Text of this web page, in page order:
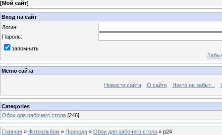
[Мой сайт]
Вход на сайт
Логин:
Пароль:
запомнить
Меню сайта
Новости сайта О сайте Никто не забыт...
Categories
Обои для рабочего стола [246]
Главная » Фотоальбом » Природа » Обои для рабочего стола » p24